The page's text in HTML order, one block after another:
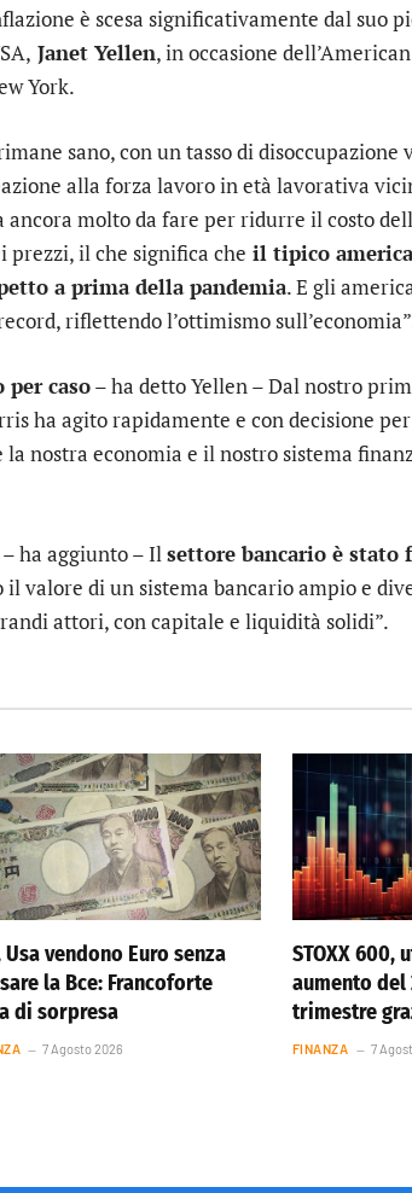
è scesa significativamente dal suo
Janet Yellen, in occasione
York.
sano, con un tasso di disoccupazione
alla forza lavoro in età lavorativa
ancora molto da fare per ridurre il costo
il che significa che il tipico
a prima della pandemia. E gli
riflettendo l’ottimismo
per caso– ha detto Yellen – Dal nostro
ha agito rapidamente e con decisione
nostra economia e il nostro sistema
ha aggiunto – Il settore bancario è stato
valore di un sistema bancario ampio e
attori, con capitale e liquidità solidi”.
Usa vendono Euro senza
la Bce: Francoforte
di sorpresa
7 Agosto 2026
STOXX 600,
aumento del
trimestre
FINANZA 7